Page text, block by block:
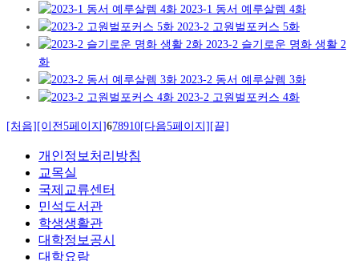
2023-1 동서 예루살렘 4화
2023-2 고원벌포커스 5화
2023-2 슬기로운 명화 생활 2
화
2023-2 동서 예루살렘 3화
2023-2 고원벌포커스 4화
[처음][이전5페이지]678910[다음5페이지][끝]
개인정보처리방침
교목실
국제교류센터
민석도서관
학생생활관
대학정보공시
대학요람